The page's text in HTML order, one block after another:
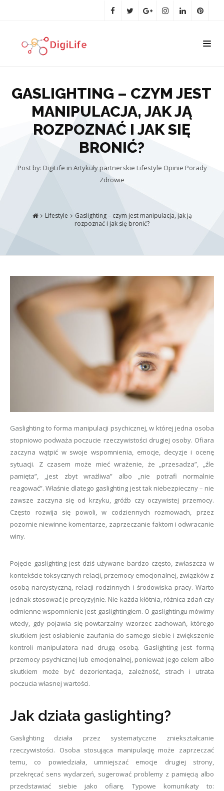
GASLIGHTING – CZYM JEST
MANIPULACJA, JAK JĄ
ROZPOZNAĆ I JAK SIĘ
BRONIĆ?
Post by: DigiLife in Artykuły partnerskie Lifestyle Opinie Porady
Zdrowie
Lifestyle
Gaslighting – czym jest manipulacja, jak ją
rozpoznać i jak się bronić?
Gaslighting to forma manipulacji psychicznej, w której jedna osoba
stopniowo podważa poczucie rzeczywistości drugiej osoby. Ofiara
zaczyna wątpić w swoje wspomnienia, emocje, decyzje i ocenę
sytuacji. Z czasem może mieć wrażenie, że „przesadza”, „źle
pamięta”, „jest zbyt wrażliwa” albo „nie potrafi normalnie
reagować”. Właśnie dlatego gaslighting jest tak niebezpieczny – nie
zawsze zaczyna się od krzyku, gróźb czy oczywistej przemocy.
Często rozwija się powoli, w codziennych rozmowach, przez
pozornie niewinne komentarze, zaprzeczanie faktom i odwracanie
winy.
Pojęcie gaslighting jest dziś używane bardzo często, zwłaszcza w
kontekście toksycznych relacji, przemocy emocjonalnej, związków z
osobą narcystyczną, relacji rodzinnych i środowiska pracy. Warto
jednak stosować je precyzyjnie. Nie każda kłótnia, różnica zdań czy
odmienne wspomnienie jest gaslightingiem. O gaslightingu mówimy
wtedy, gdy pojawia się powtarzalny wzorzec zachowań, którego
skutkiem jest osłabienie zaufania do samego siebie i zwiększenie
kontroli manipulatora nad drugą osobą. Gaslighting jest formą
przemocy psychicznej lub emocjonalnej, ponieważ jego celem albo
skutkiem może być dezorientacja, zależność, strach i utrata
poczucia własnej wartości.
Jak działa gaslighting?
Gaslighting działa przez systematyczne zniekształcanie
rzeczywistości. Osoba stosująca manipulację może zaprzeczać
temu, co powiedziała, umniejszać emocje drugiej strony,
przekręcać sens wydarzeń, sugerować problemy z pamięcią albo
przedstawiać siebie jako ofiarę. Typowe komunikaty to: